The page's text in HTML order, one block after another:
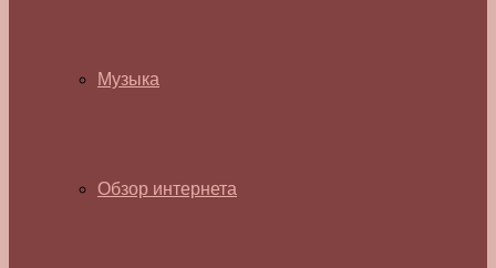
Музыка
Обзор интернета